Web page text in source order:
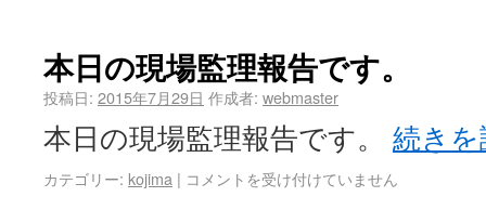
本日の現場監理報告です。
投稿日: 2015年7月29日 作成者: webmaster
本日の現場監理報告です。 続き
カテゴリー: kojima | コメントを受け付けていません